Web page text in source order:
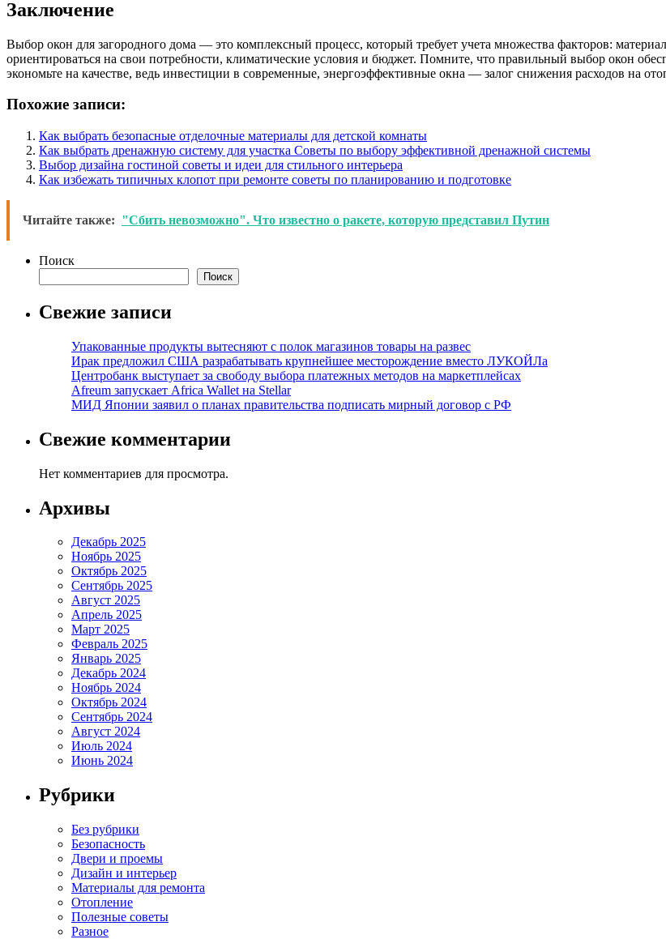
Заключение
Выбор окон для загородного дома — это комплексный процесс, который требует учета множества факторов:
ориентироваться на свои потребности, климатические условия и бюджет. Помните, что правильный выбор окон
экономьте на качестве, ведь инвестиции в современные, энергоэффективные окна — залог снижения расходов на
Похожие записи:
Как выбрать безопасные отделочные материалы для детской комнаты
Как выбрать дренажную систему для участка Советы по выбору эффективной дренажной системы
Выбор дизайна гостиной советы и идеи для стильного интерьера
Как избежать типичных клопот при ремонте советы по планированию и подготовке
Читайте также: "Сбить невозможно". Что известно о ракете, которую представил Путин
Поиск
Поиск
Свежие записи
Упакованные продукты вытесняют с полок магазинов товары на развес
Ирак предложил США разрабатывать крупнейшее месторождение вместо ЛУКОЙЛа
Центробанк выступает за свободу выбора платежных методов на маркетплейсах
Afreum запускает Africa Wallet на Stellar
МИД Японии заявил о планах правительства подписать мирный договор с РФ
Свежие комментарии
Нет комментариев для просмотра.
Архивы
Декабрь 2025
Ноябрь 2025
Октябрь 2025
Сентябрь 2025
Август 2025
Апрель 2025
Март 2025
Февраль 2025
Январь 2025
Декабрь 2024
Ноябрь 2024
Октябрь 2024
Сентябрь 2024
Август 2024
Июль 2024
Июнь 2024
Рубрики
Без рубрики
Безопасность
Двери и проемы
Дизайн и интерьер
Материалы для ремонта
Отопление
Полезные советы
Разное